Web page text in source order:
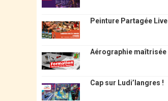
Peinture Partagée Live
Aérographie maîtrisée
Cap sur Ludi’langres !